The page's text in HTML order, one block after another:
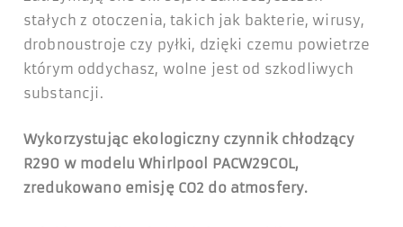
stałych z otoczenia, takich jak bakterie, wirusy,
drobnoustroje czy pyłki, dzięki czemu powietrze
którym oddychasz, wolne jest od szkodliwych
substancji.
Wykorzystując ekologiczny czynnik chłodzący
R290 w modelu Whirlpool PACW29COL,
zredukowano emisję CO2 do atmosfery.